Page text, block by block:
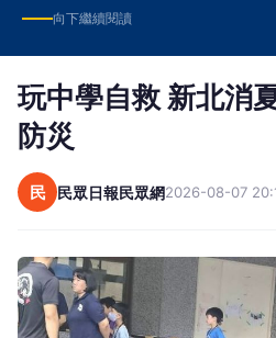
向下繼續閱讀
玩中學自救 新北消
防災
民 民眾日報民眾網2026-08-07